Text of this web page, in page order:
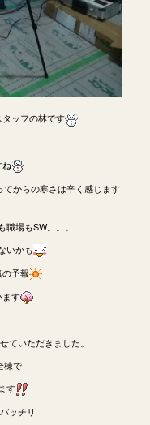
ッフの林です
からの寒さは辛く感じます
場もSW。。。
いかも
予報
す
ていただきました。
棟で
す
ッチリ